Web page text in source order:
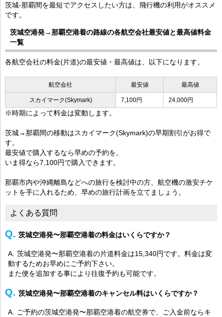
茨城-那覇間を最短でアクセスしたい方は、飛行機の利用がオススメ
です。
茨城空港発→那覇空港着の路線の各航空会社最安値と最高値料金
一覧
各航空会社の料金(片道)の最安値・最高値は、以下になります。
航空会社 最安値 最高値
スカイマーク(Skymark) 7,100円 24,000円
※時期によって料金は変動します。
茨城→那覇間の移動はスカイマーク(Skymark)の早期割引がお得で
す。
最安値で購入するなら早めの予約を。
いま得なら7,100円で購入できます。
那覇市内や沖縄離島などへの旅行を検討中の方、航空機の激安チケ
ットを手に入れるため、早めの旅行計画を立てましょう。
よくある質問
茨城空港発〜那覇空港着の料金はいくらですか？
茨城空港発〜那覇空港着の片道料金は15,340円です。料金は変
動するためお早めにご予約下さい。
また便を追加する事により往復予約も可能です。
茨城空港発〜那覇空港着のキャンセル料はいくらですか？
ご予約の茨城空港発〜那覇空港着の航空券で、ご入金前ならキ